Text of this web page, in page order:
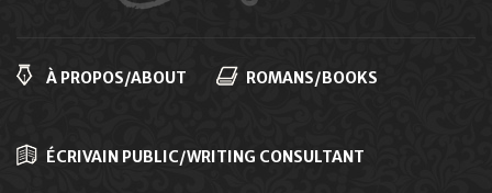
principale
À PROPOS/ABOUT
ROMANS/BOOKS
ÉCRIVAIN PUBLIC/WRITING CONSULTANT